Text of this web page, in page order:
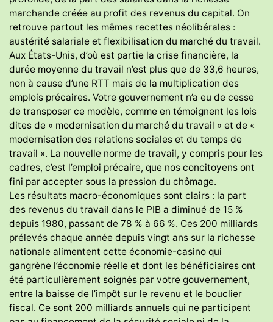
marchande créée au profit des revenus du capital. On
retrouve partout les mêmes recettes néolibérales :
austérité salariale et flexibilisation du marché du travail.
Aux États-Unis, d’où est partie la crise financière, la
durée moyenne du travail n’est plus que de 33,6 heures,
non à cause d’une RTT mais de la multiplication des
emplois précaires. Votre gouvernement n’a eu de cesse
de transposer ce modèle, comme en témoignent les lois
dites de « modernisation du marché du travail » et de «
modernisation des relations sociales et du temps de
travail ». La nouvelle norme de travail, y compris pour les
cadres, c’est l’emploi précaire, que nos concitoyens ont
fini par accepter sous la pression du chômage.
Les résultats macro-économiques sont clairs : la part
des revenus du travail dans le PIB a diminué de 15 %
depuis 1980, passant de 78 % à 66 %. Ces 200 milliards
prélevés chaque année depuis vingt ans sur la richesse
nationale alimentent cette économie-casino qui
gangrène l’économie réelle et dont les bénéficiaires ont
été particulièrement soignés par votre gouvernement,
entre la baisse de l’impôt sur le revenu et le bouclier
fiscal. Ce sont 200 milliards annuels qui ne participent